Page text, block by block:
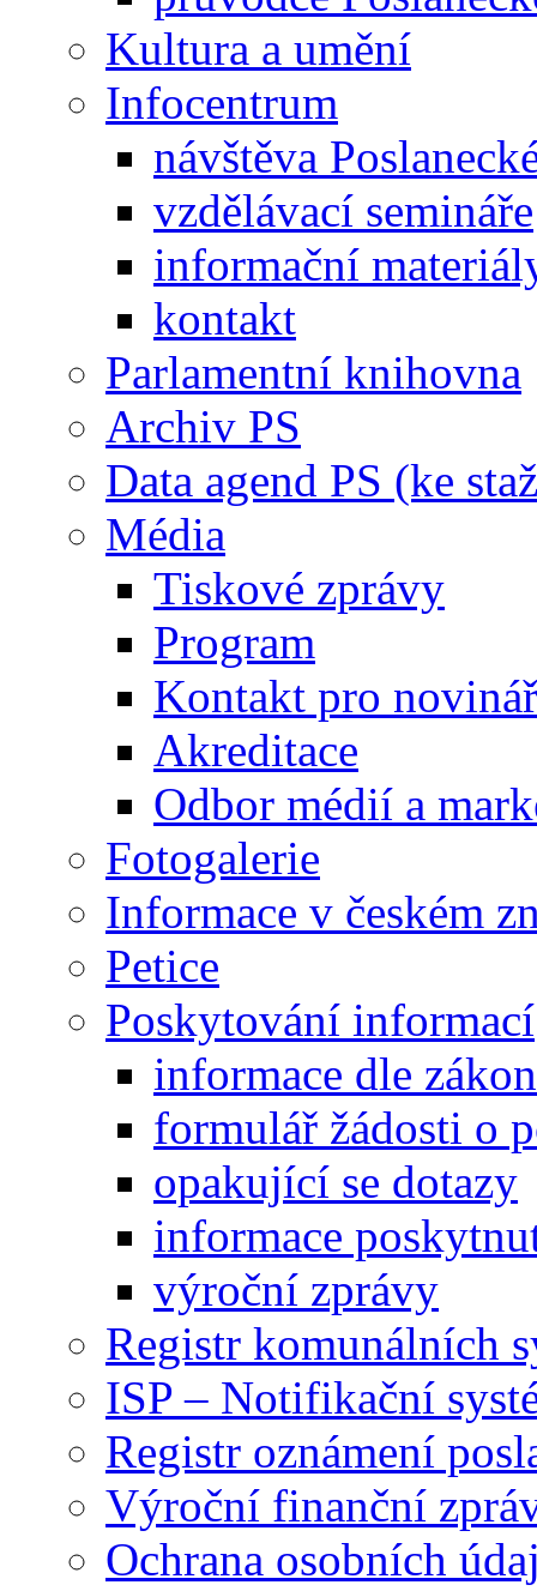
Kultura a umění
Infocentrum
návštěva
vzdělávací semináře
informační
kontakt
Parlamentní knihovna
Archiv PS
Data agend PS (ke
Média
Tiskové zprávy
Program
Kontakt pro
Akreditace
Odbor médií a
Fotogalerie
Informace v českém
Petice
Poskytování informací
informace dle
formulář žádosti o
opakující se dotazy
informace
výroční zprávy
Registr komunálních
ISP – Notifikační
Registr oznámení
Výroční finanční
Ochrana osobních